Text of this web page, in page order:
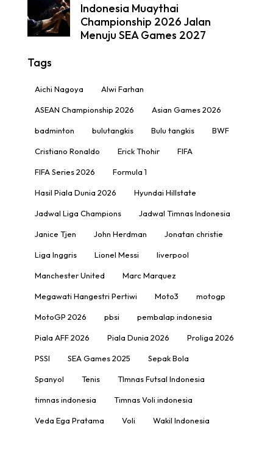
Indonesia Muaythai
Championship 2026 Jalan
Menuju SEA Games 2027
Tags
Aichi Nagoya Alwi Farhan
ASEAN Championship 2026 Asian Games 2026
badminton bulutangkis Bulu tangkis BWF
Cristiano Ronaldo Erick Thohir FIFA
FIFA Series 2026 Formula 1
Hasil Piala Dunia 2026 Hyundai Hillstate
Jadwal Liga Champions Jadwal Timnas Indonesia
Janice Tjen John Herdman Jonatan christie
Liga Inggris Lionel Messi liverpool
Manchester United Marc Marquez
Megawati Hangestri Pertiwi Moto3 motogp
MotoGP 2026 pbsi pembalap indonesia
Piala AFF 2026 Piala Dunia 2026 Proliga 2026
PSSI SEA Games 2025 Sepak Bola
Spanyol Tenis TImnas Futsal Indonesia
timnas indonesia Timnas Voli indonesia
Veda Ega Pratama Voli Wakil Indonesia